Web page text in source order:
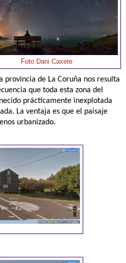
Foto Dani Caxete
provincia de La Coruña nos resulta
que toda esta zona del
prácticamente inexplotada
La ventaja es que el paisaje
urbanizado.